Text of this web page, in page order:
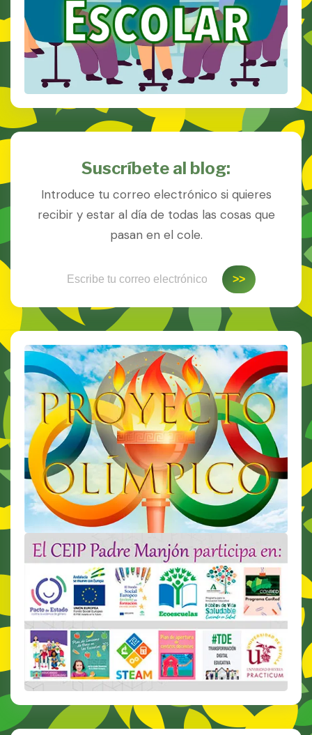
Suscríbete al blog:
Introduce tu correo electrónico si quieres
recibir y estar al día de todas las cosas que
pasan en el cole.
>>